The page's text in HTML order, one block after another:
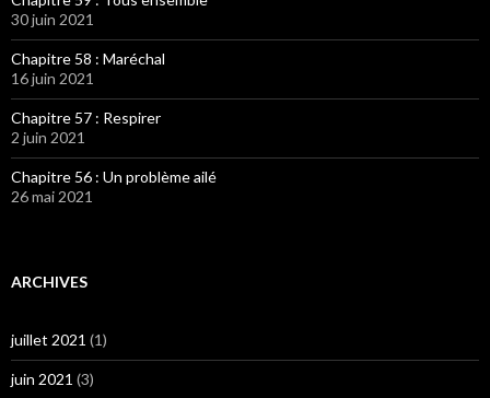
30 juin 2021
Chapitre 58 : Maréchal
16 juin 2021
Chapitre 57 : Respirer
2 juin 2021
Chapitre 56 : Un problème ailé
26 mai 2021
ARCHIVES
juillet 2021 (1)
juin 2021 (3)